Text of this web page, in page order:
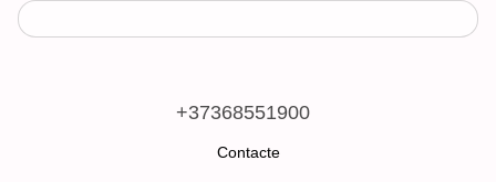
+37368551900
Contacte